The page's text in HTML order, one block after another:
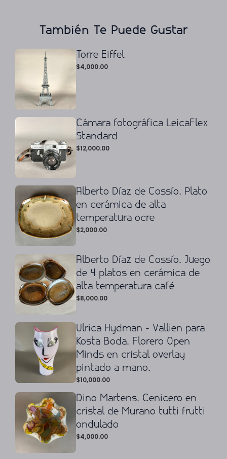
También Te Puede Gustar
Torre Eiffel
$4,000.00
Cámara fotográfica LeicaFlex
Standard
$12,000.00
Alberto Díaz de Cossío. Plato
en cerámica de alta
temperatura ocre
$2,000.00
Alberto Díaz de Cossío. Juego
de 4 platos en cerámica de
alta temperatura café
$8,000.00
Ulrica Hydman - Vallien para
Kosta Boda. Florero Open
Minds en cristal overlay
pintado a mano.
$10,000.00
Dino Martens. Cenicero en
cristal de Murano tutti frutti
ondulado
$4,000.00